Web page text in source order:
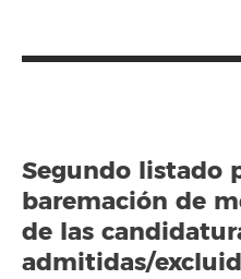
Segundo listado
baremación de
de las
admitidas/